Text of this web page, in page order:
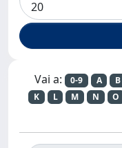
Vai a: 0-9 A B
K
L M N O